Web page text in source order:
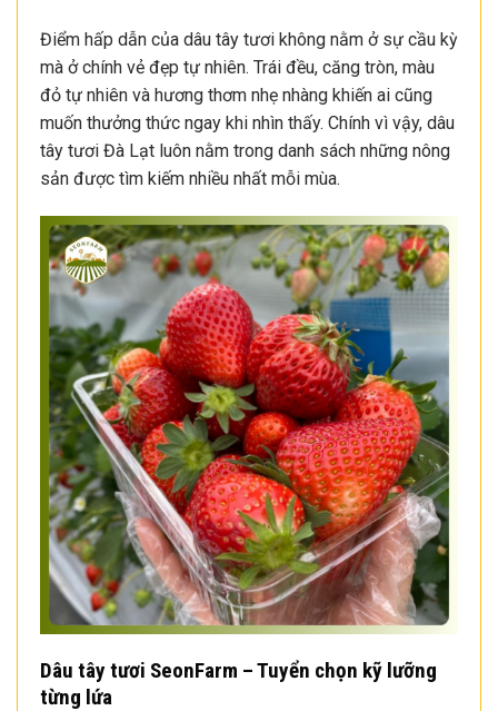
Điểm hấp dẫn của dâu tây tươi không nằm ở sự cầu kỳ
mà ở chính vẻ đẹp tự nhiên. Trái đều, căng tròn, màu
đỏ tự nhiên và hương thơm nhẹ nhàng khiến ai cũng
muốn thưởng thức ngay khi nhìn thấy. Chính vì vậy, dâu
tây tươi Đà Lạt luôn nằm trong danh sách những nông
sản được tìm kiếm nhiều nhất mỗi mùa.
Dâu tây tươi SeonFarm – Tuyển chọn kỹ lưỡng
từng lứa